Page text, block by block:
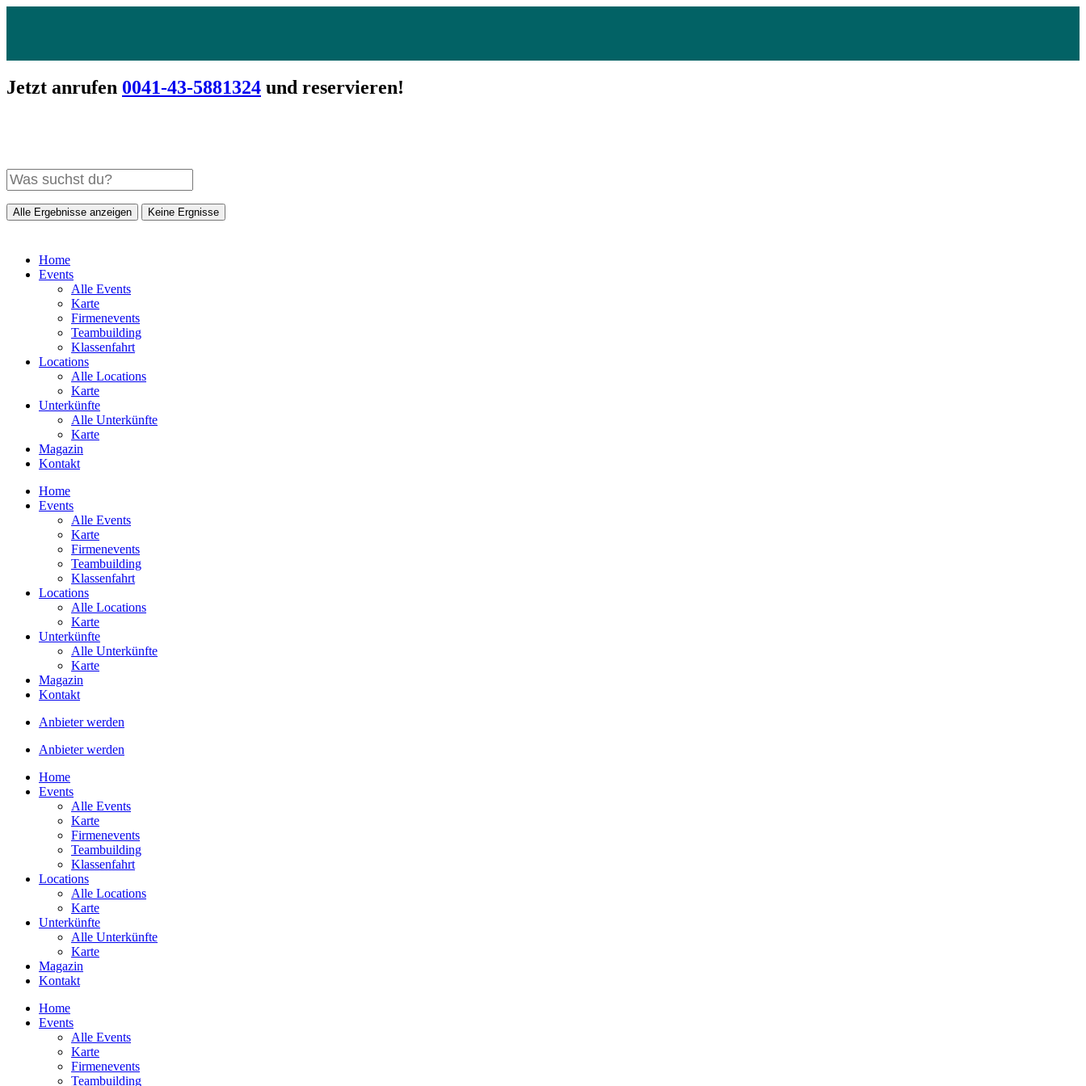
Jetzt anrufen 0041-43-5881324 und reservieren!
Alle Ergebnisse anzeigen Keine Ergnisse
Home
Events
Alle Events
Karte
Firmenevents
Teambuilding
Klassenfahrt
Locations
Alle Locations
Karte
Unterkünfte
Alle Unterkünfte
Karte
Magazin
Kontakt
Home
Events
Alle Events
Karte
Firmenevents
Teambuilding
Klassenfahrt
Locations
Alle Locations
Karte
Unterkünfte
Alle Unterkünfte
Karte
Magazin
Kontakt
Anbieter werden
Anbieter werden
Home
Events
Alle Events
Karte
Firmenevents
Teambuilding
Klassenfahrt
Locations
Alle Locations
Karte
Unterkünfte
Alle Unterkünfte
Karte
Magazin
Kontakt
Home
Events
Alle Events
Karte
Firmenevents
Teambuilding